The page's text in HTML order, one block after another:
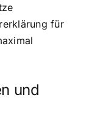
für
und